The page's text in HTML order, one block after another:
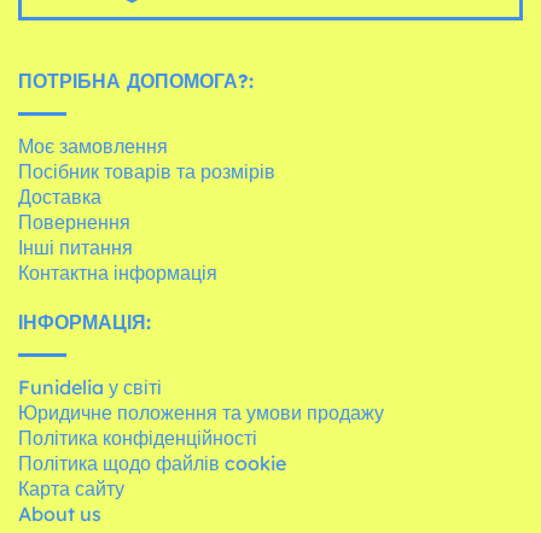
ПОТРІБНА ДОПОМОГА?:
Моє замовлення
Посібник товарів та розмірів
Доставка
Повернення
Інші питання
Контактна інформація
ІНФОРМАЦІЯ:
Funidelia у світі
Юридичне положення та умови продажу
Політика конфіденційності
Політика щодо файлів cookie
Карта сайту
About us